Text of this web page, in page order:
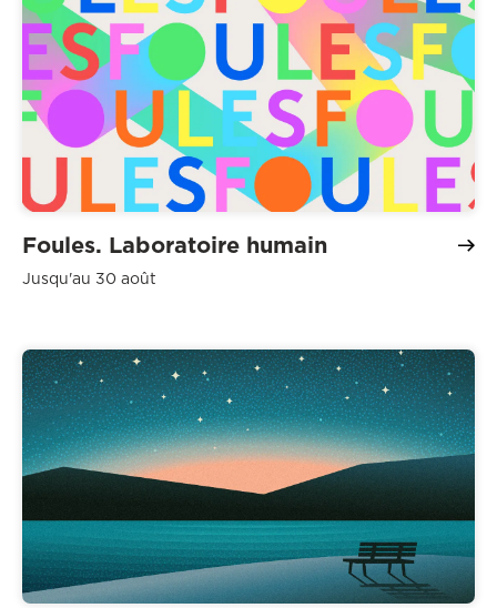
Foules. Laboratoire humain
Jusqu'au 30 août